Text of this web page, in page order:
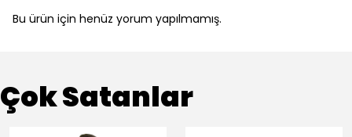
Bu ürün için henüz yorum yapılmamış.
Çok Satanlar